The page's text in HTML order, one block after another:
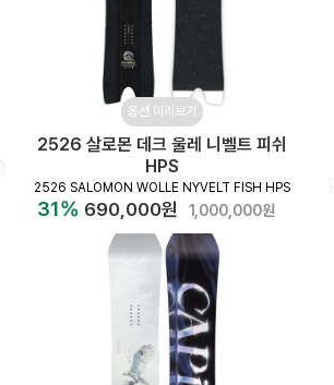
옵션 미리보기
2526 살로몬 데크 울레 니벨트 피쉬
HPS
2526 SALOMON WOLLE NYVELT FISH HPS
31% 690,000원 1,000,000원